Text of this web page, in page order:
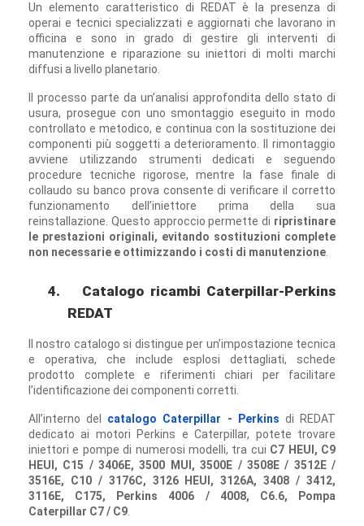
Un elemento caratteristico di REDAT è la presenza di
operai e tecnici specializzati e aggiornati che lavorano in
officina e sono in grado di gestire gli interventi di
manutenzione e riparazione su iniettori di molti marchi
diffusi a livello planetario.
Il processo parte da un’analisi approfondita dello stato di
usura, prosegue con uno smontaggio eseguito in modo
controllato e metodico, e continua con la sostituzione dei
componenti più soggetti a deterioramento. Il rimontaggio
avviene utilizzando strumenti dedicati e seguendo
procedure tecniche rigorose, mentre la fase finale di
collaudo su banco prova consente di verificare il corretto
funzionamento dell’iniettore prima della sua
reinstallazione. Questo approccio permette di ripristinare
le prestazioni originali, evitando sostituzioni complete
non necessarie e ottimizzando i costi di manutenzione
4.
Catalogo ricambi Caterpillar-Perkins
REDAT
Il nostro catalogo si distingue per un’impostazione tecnica
e operativa, che include esplosi dettagliati, schede
prodotto complete e riferimenti chiari per facilitare
l’identificazione dei componenti corretti.
All’interno del catalogo Caterpillar - Perkins di REDAT
dedicato ai motori Perkins e Caterpillar, potete trovare
iniettori e pompe di numerosi modelli, tra cui C7 HEUI, C9
HEUI, C15 / 3406E, 3500 MUI, 3500E / 3508E / 3512E /
3516E, C10 / 3176C, 3126 HEUI, 3126A, 3408 / 3412,
3116E, C175, Perkins 4006 / 4008, C6.6, Pompa
Caterpillar C7 / C9